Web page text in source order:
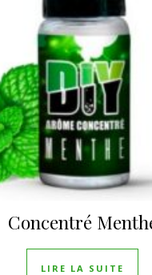
Concentré
LIRE LA SUITE